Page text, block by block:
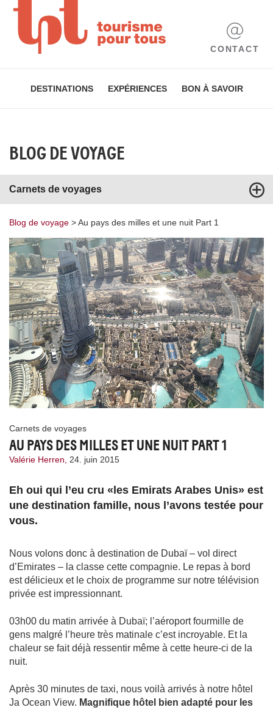
CONTACT
DESTINATIONS EXPÉRIENCES BON À SAVOIR
BLOG DE VOYAGE
Carnets de voyages
Blog de voyage >Au pays des milles et une nuit Part 1
Carnets de voyages
AU PAYS DES MILLES ET UNE NUIT PART 1
Valérie Herren, 24. juin 2015
Eh oui qui l’eu cru «les Emirats Arabes Unis» est
une destination famille, nous l’avons testée pour
vous.
Nous volons donc à destination de Dubaï – vol direct
d’Emirates – la classe cette compagnie. Le repas à bord
est délicieux et le choix de programme sur notre télévision
privée est impressionnant.
03h00 du matin arrivée à Dubaï; l’aéroport fourmille de
gens malgré l’heure très matinale c’est incroyable. Et la
chaleur se fait déjà ressentir même à cette heure-ci de la
nuit.
Après 30 minutes de taxi, nous voilà arrivés à notre hôtel
Ja Ocean View. Magnifique hôtel bien adapté pour les